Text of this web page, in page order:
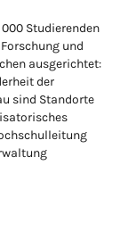
Studierenden
und
ausgerichtet:
der
sind Standorte